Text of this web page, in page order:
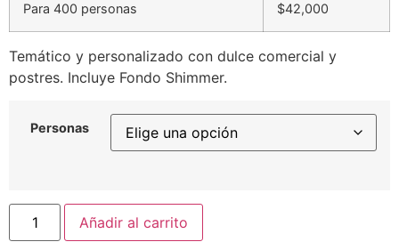
Para 400 personas $42,000
Temático y personalizado con dulce comercial y
postres. Incluye Fondo Shimmer.
Personas
Añadir al carrito